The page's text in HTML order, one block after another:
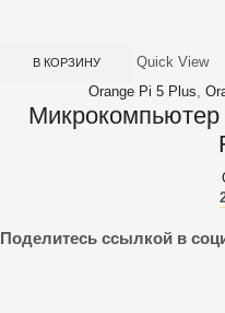
В КОРЗИНУ
Quick View
Orange Pi 5 Plus,
Поделитесь ссылкой в